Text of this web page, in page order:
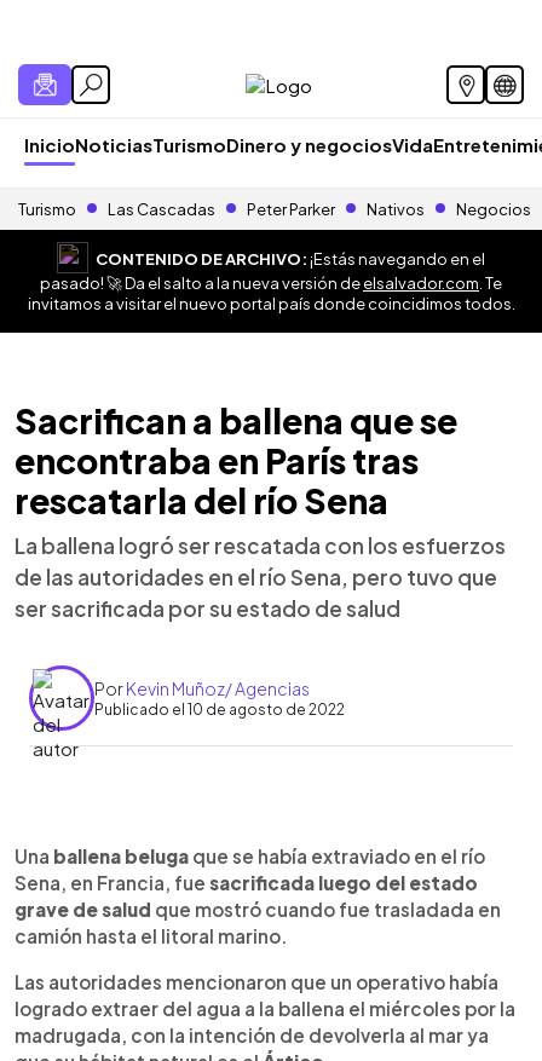
InicioNoticiasTurismoDinero y negociosVida
Turismo Las Cascadas Peter Parker Nativos Negocios
CONTENIDO DE ARCHIVO:¡Estás navegando en el
pasado! 🚀 Da el salto a la nueva versión deelsalvador.com . Te
invitamos a visitar el nuevo portal país donde coincidimos todos.
Sacrifican a ballena que se
encontraba en París tras
rescatarla del río Sena
La ballena logró ser rescatada con los esfuerzos
de las autoridades en el río Sena, pero tuvo que
ser sacrificada por su estado de salud
PorKevin Muñoz/ Agencias
Publicado el 10 de agosto de 2022
► Escuchar artículo
Una ballena beluga que se había extraviado en el río
Sena, en Francia, fue sacrificada luego del estado
grave de salud que mostró cuando fue trasladada en
camión hasta el litoral marino.
Las autoridades mencionaron que un operativo había
logrado extraer del agua a la ballena el miércoles por la
madrugada, con la intención de devolverla al mar ya